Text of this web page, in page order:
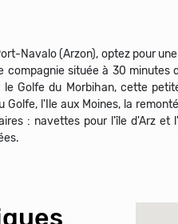
Navalo (Arzon), optez pour
compagnie située à 30 minutes
Golfe du Morbihan, cette
Golfe, l'Ile aux Moines, la
: navettes pour l'île d'Arz